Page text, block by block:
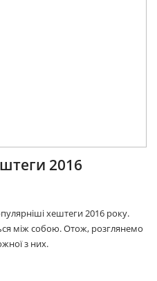
2016
хештеги 2016 року.
між собою. Отож, розглянемо
з них.